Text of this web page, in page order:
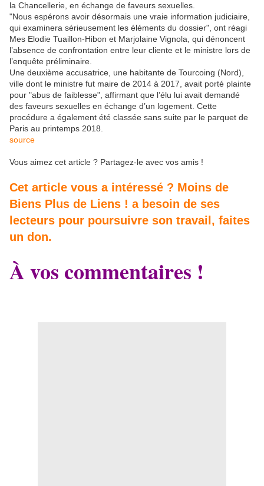
la Chancellerie, en échange de faveurs sexuelles.
"Nous espérons avoir désormais une vraie information judiciaire,
qui examinera sérieusement les éléments du dossier", ont réagi
Mes Elodie Tuaillon-Hibon et Marjolaine Vignola, qui dénoncent
l’absence de confrontation entre leur cliente et le ministre lors de
l’enquête préliminaire.
Une deuxième accusatrice, une habitante de Tourcoing (Nord),
ville dont le ministre fut maire de 2014 à 2017, avait porté plainte
pour "abus de faiblesse", affirmant que l’élu lui avait demandé
des faveurs sexuelles en échange d’un logement. Cette
procédure a également été classée sans suite par le parquet de
Paris au printemps 2018.
source
Vous aimez cet article ? Partagez-le avec vos amis !
Cet article vous a intéressé ? Moins de
Biens Plus de Liens ! a besoin de ses
lecteurs pour poursuivre son travail, faites
un don.
À vos commentaires !